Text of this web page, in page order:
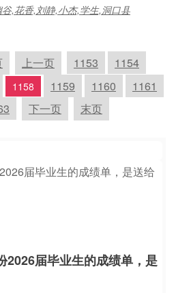
谷,花香,刘静,小杰,学生,洞口县
上一页 1153
1154
1158 1159 1160
1161
下一页 末页
2026届毕业生的成绩单，是